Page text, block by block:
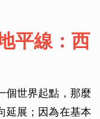
平線：西
個世界起點，那麼
延展；因為在基本